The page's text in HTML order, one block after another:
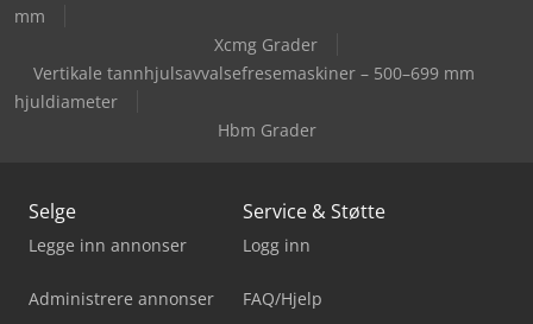
mm
Xcmg Grader
Vertikale tannhjulsavvalsefresemaskiner – 500–699 mm
hjuldiameter
Hbm Grader
Selge
Legge inn annonser
Administrere annonser
Service & Støtte
Logg inn
FAQ/Hjelp